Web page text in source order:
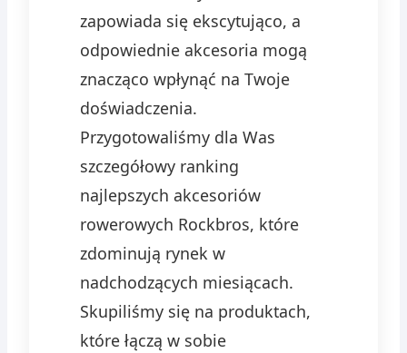
zapowiada się ekscytująco, a
odpowiednie akcesoria mogą
znacząco wpłynąć na Twoje
doświadczenia.
Przygotowaliśmy dla Was
szczegółowy ranking
najlepszych akcesoriów
rowerowych Rockbros, które
zdominują rynek w
nadchodzących miesiącach.
Skupiliśmy się na produktach,
które łączą w sobie